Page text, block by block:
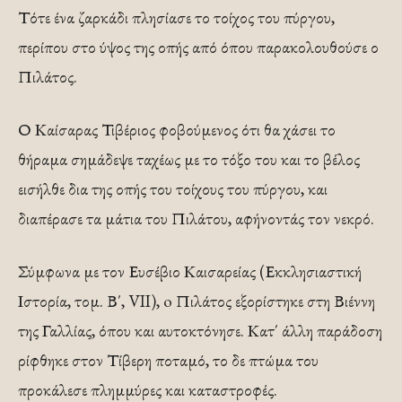
Τότε ένα ζαρκάδι πλησίασε το τοίχος του πύργου,
περίπου στο ύψος της οπής από όπου παρακολουθούσε ο
Πιλάτος.
Ο Καίσαρας Τιβέριος φοβούμενος ότι θα χάσει το
θήραμα σημάδεψε ταχέως με το τόξο του και το βέλος
εισήλθε δια της οπής του τοίχους του πύργου, και
διαπέρασε τα μάτια του Πιλάτου, αφήνοντάς τον νεκρό.
Σύμφωνα με τον Ευσέβιο Καισαρείας (Εκκλησιαστική
Ιστορία, τομ. Β΄, VII), o Πιλάτος εξορίστηκε στη Βιέννη
της Γαλλίας, όπου και αυτοκτόνησε. Κατ΄ άλλη παράδοση
ρίφθηκε στον Τίβερη ποταμό, το δε πτώμα του
προκάλεσε πλημμύρες και καταστροφές.